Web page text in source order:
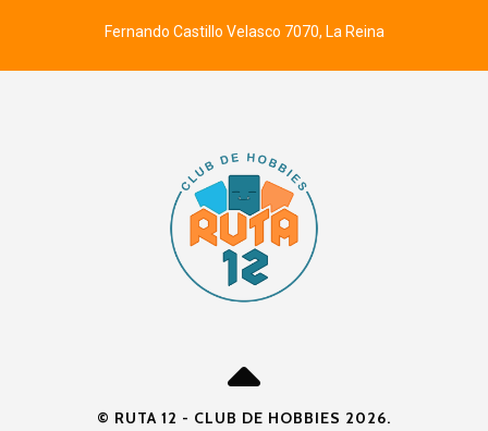
Fernando Castillo Velasco 7070, La Reina
© RUTA 12 - CLUB DE HOBBIES 2026.